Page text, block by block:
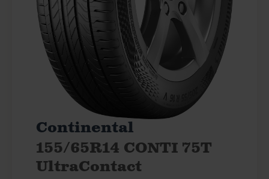
Continental
155/65R14 CONTI 75T
UltraContact